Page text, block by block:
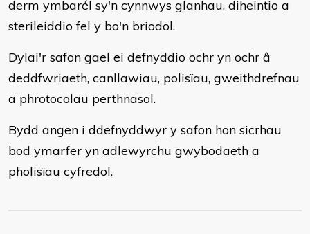
derm ymbarél sy'n cynnwys glanhau, diheintio a
sterileiddio fel y bo'n briodol.
Dylai'r safon gael ei defnyddio ochr yn ochr â
deddfwriaeth, canllawiau, polisïau, gweithdrefnau
a phrotocolau perthnasol.
Bydd angen i ddefnyddwyr y safon hon sicrhau
bod ymarfer yn adlewyrchu gwybodaeth a
pholisïau cyfredol.